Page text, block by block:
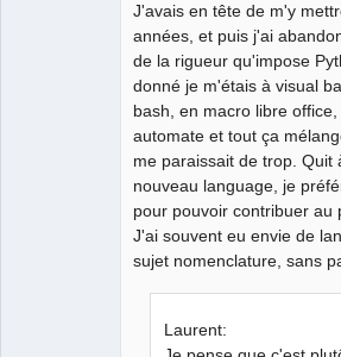
J'avais en tête de m'y
années, et puis j'ai
de la rigueur qu'impose
donné je m'étais à visual
bash, en macro libre
automate et tout ça
me paraissait de trop. Quit
nouveau language, je
pour pouvoir contribuer au
J'ai souvent eu envie de
sujet nomenclature, sans
Laurent: